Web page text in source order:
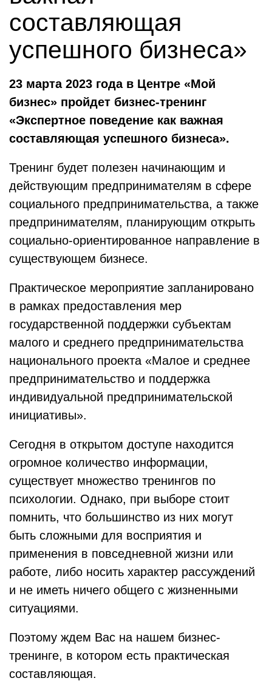
составляющая
успешного бизнеса»
23 марта 2023 года в Центре «Мой
бизнес» пройдет бизнес-тренинг
«Экспертное поведение как важная
составляющая успешного бизнеса».
Тренинг будет полезен начинающим и
действующим предпринимателям в сфере
социального предпринимательства, а также
предпринимателям, планирующим открыть
социально-ориентированное направление в
существующем бизнесе.
Практическое мероприятие запланировано
в рамках предоставления мер
государственной поддержки субъектам
малого и среднего предпринимательства
национального проекта «Малое и среднее
предпринимательство и поддержка
индивидуальной предпринимательской
инициативы».
Сегодня в открытом доступе находится
огромное количество информации,
существует множество тренингов по
психологии. Однако, при выборе стоит
помнить, что большинство из них могут
быть сложными для восприятия и
применения в повседневной жизни или
работе, либо носить характер рассуждений
и не иметь ничего общего с жизненными
ситуациями.
Поэтому ждем Вас на нашем бизнес-
тренинге, в котором есть практическая
составляющая.